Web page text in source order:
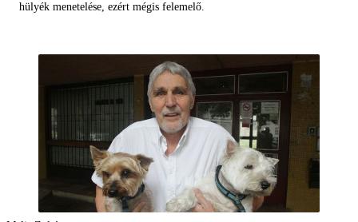
hülyék menetelése, ezért mégis felemelő.